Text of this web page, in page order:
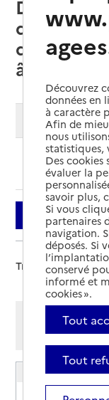
Doix lès
des
âgées
Modifier ma
Filtrer
Trier par :
Afficher les
Mode liste
EHPAD Saint-
Découvrez
données en
à caractère
Afin de
nous
Des
évaluer la
savoir plus,
Si vous
partenaires
navigation.
déposés. Si
conservé
informé et
cookies ».
Tout
Tout